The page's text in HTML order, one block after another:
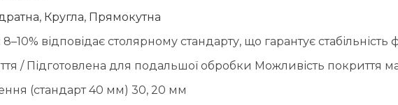
, Кругла, Прямокутна
8–10% відповідає столярному стандарту, що гарантує стабільність
/ Підготовлена для подальшої обробки Можливість покриття
(стандарт 40 мм) 30, 20 мм